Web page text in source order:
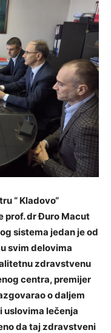
“ Kladovo“
prof. dr Đuro Macut
sistema jedan je od
svim delovima
zdravstvenu
centra, premijer
o daljem
lečenja
da taj zdravstveni